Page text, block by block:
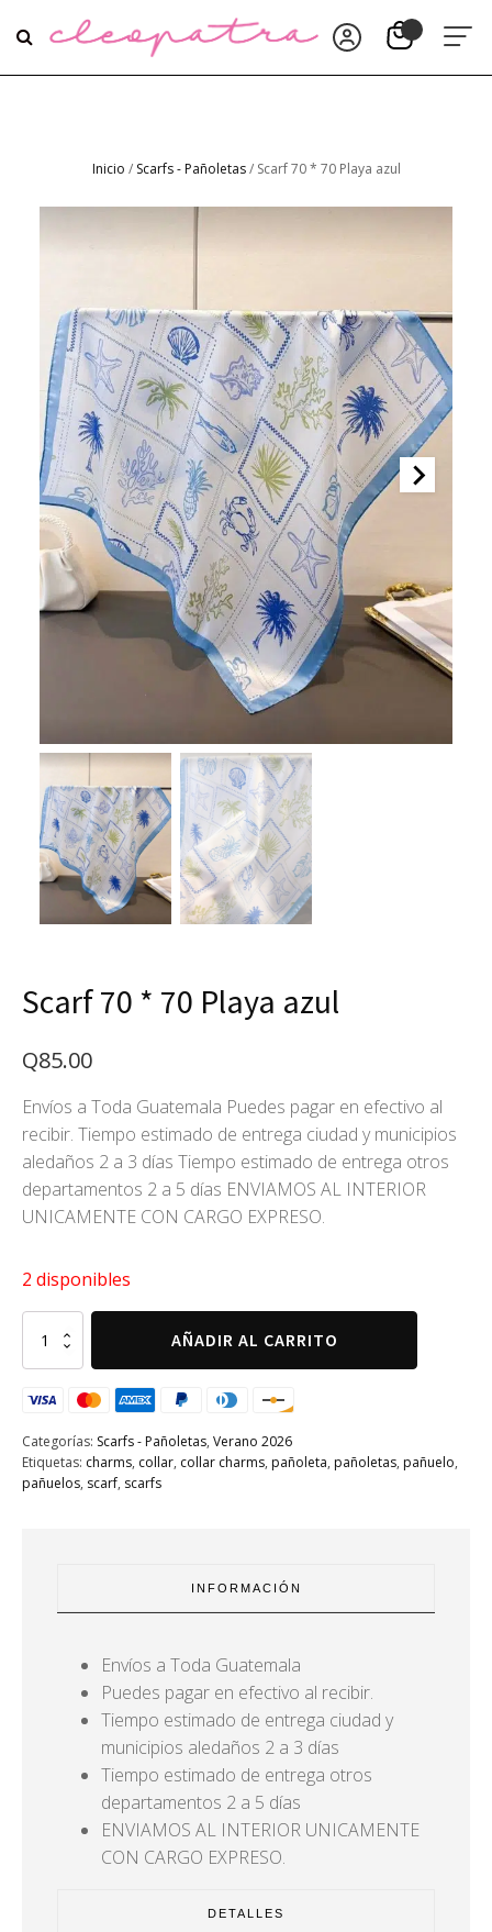
Inicio / Scarfs - Pañoletas/ Scarf 70 * 70 Playa azul
Scarf 70 * 70 Playa azul
Q85.00
Envíos a Toda Guatemala Puedes pagar en efectivo al
recibir. Tiempo estimado de entrega ciudad y municipios
aledaños 2 a 3 días Tiempo estimado de entrega otros
departamentos 2 a 5 días ENVIAMOS AL INTERIOR
UNICAMENTE CON CARGO EXPRESO.
2 disponibles
*
70
azul
cantidad
AÑADIR AL CARRITO
Categorías: Scarfs - Pañoletas, Verano 2026
Etiquetas: charms, collar, collar charms, pañoleta, pañoletas, pañuelo,
pañuelos, scarf, scarfs
INFORMACIÓN
Envíos a Toda Guatemala
Puedes pagar en efectivo al recibir.
Tiempo estimado de entrega ciudad y
municipios aledaños 2 a 3 días
Tiempo estimado de entrega otros
departamentos 2 a 5 días
ENVIAMOS AL INTERIOR UNICAMENTE
CON CARGO EXPRESO.
DETALLES